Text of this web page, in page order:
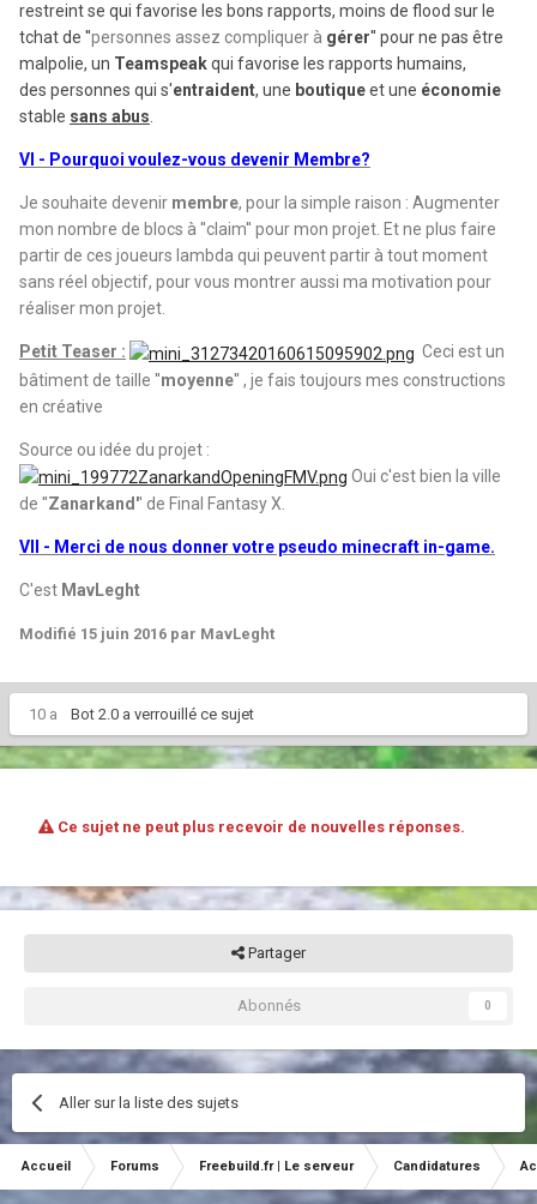
restreint se qui favorise les bons rapports, moins de flood sur le
tchat de ''personnes assez compliquer à gérer'' pour ne pas être
malpolie, un Teamspeakqui favorise les rapports humains,
des personnes qui s'entraident, une boutiqueet une économie
stable sans abus.
VI - Pourquoi voulez-vous devenir Membre?
Je souhaite devenir membre, pour la simple raison : Augmenter
mon nombre de blocs à ''claim'' pour mon projet. Et ne plus faire
partir de ces joueurs lambda qui peuvent partir à tout moment
sans réel objectif, pour vous montrer aussi ma motivation pour
réaliser mon projet.
Petit Teaser :
Ceci est un
bâtiment de taille ''moyenne'' , je fais toujours mes constructions
en créative
Source ou idée du projet :
Oui c'est bien la ville
de ''Zanarkand'' de Final Fantasy X.
VII - Merci de nous donner votre pseudo minecraft in-game.
C'est MavLeght
Modifié 15 juin 2016 par MavLeght
10 a Bot 2.0 a verrouillé ce sujet
Ce sujet ne peut plus recevoir de nouvelles réponses.
Partager
Abonnés 0
Aller sur la liste des sujets
Accueil Forums Freebuild.fr | Le serveur Candidatures